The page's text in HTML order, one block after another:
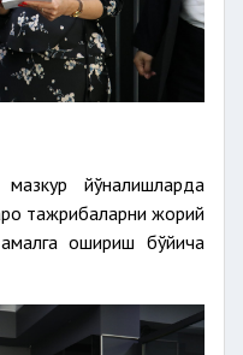
йўналишларда
тажрибаларни жорий
ошириш бўйича